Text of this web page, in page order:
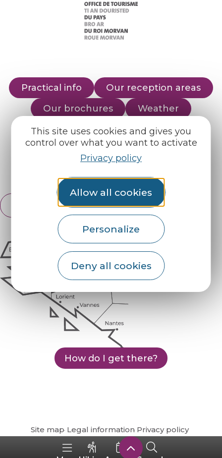
This site uses cookies and gives you
control over what you want to activate
Privacy policy
Allow all cookies
Personalize
Deny all cookies
Practical info
Our reception areas
Our brochures
Weather
Find us on :
English
Français
How do I get there?
Site map Legal information Privacy policy